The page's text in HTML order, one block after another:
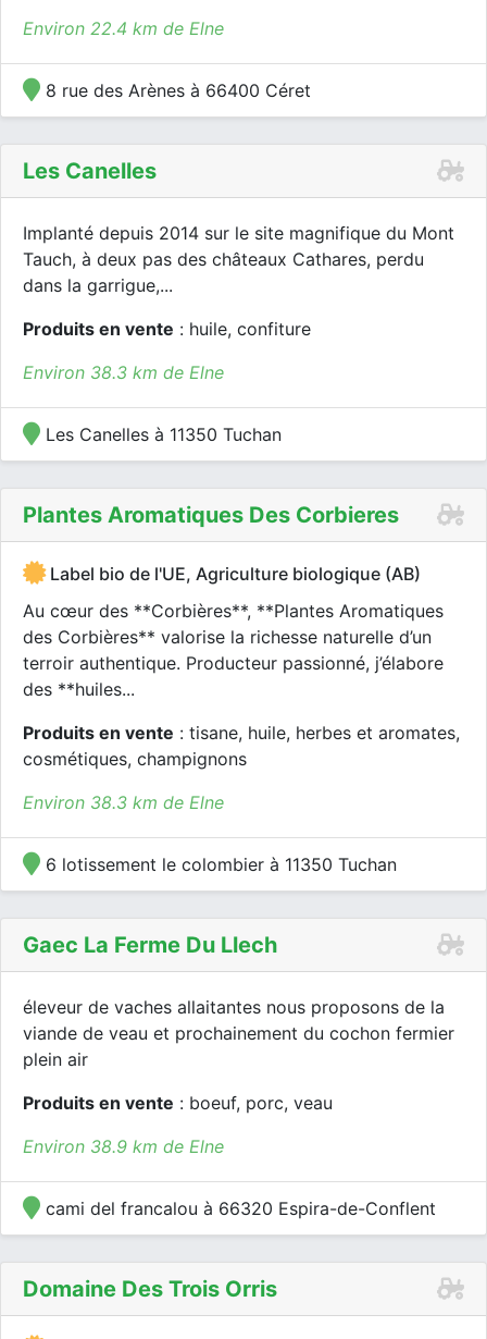
Environ 22.4 km de Elne
8 rue des Arènes à 66400 Céret
Les Canelles
Implanté depuis 2014 sur le site magnifique du Mont
Tauch, à deux pas des châteaux Cathares, perdu
dans la garrigue,...
Produits en vente : huile, confiture
Environ 38.3 km de Elne
Les Canelles à 11350 Tuchan
Plantes Aromatiques Des Corbieres
Label bio de l'UE, Agriculture biologique (AB)
Au cœur des **Corbières**, **Plantes Aromatiques
des Corbières** valorise la richesse naturelle d’un
terroir authentique. Producteur passionné, j’élabore
des **huiles...
Produits en vente : tisane, huile, herbes et aromates,
cosmétiques, champignons
Environ 38.3 km de Elne
6 lotissement le colombier à 11350 Tuchan
Gaec La Ferme Du Llech
éleveur de vaches allaitantes nous proposons de la
viande de veau et prochainement du cochon fermier
plein air
Produits en vente : boeuf, porc, veau
Environ 38.9 km de Elne
cami del francalou à 66320 Espira-de-Conflent
Domaine Des Trois Orris